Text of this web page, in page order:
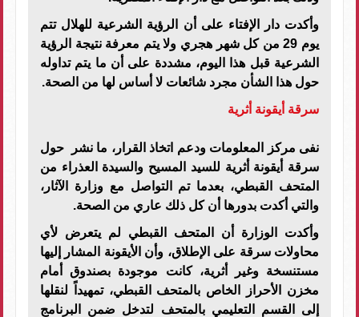
وأكدت دار الإفتاء على أن الرؤية الشرعية للهلال تتم
يوم 29 من كل شهر هجري ولا يتم معرفة نتيجة الرؤية
الشرعية قبل هذا اليوم، مشددة على أن ما يتم تداوله
حول هذا الشأن مجرد شائعات لا أساس لها من الصحة.
سرقة أيقونة أثرية
نفى مركز المعلومات ودعم اتخاذ القرار، ما نشر حول
سرقة أيقونة أثرية للسيد المسيح والسيدة العذراء من
المتحف القبطي، بعدما تم التواصل مع وزارة الآثار،
والتي أكدت بدورها أن كل ذلك عاري من الصحة.
وأكدت الوزارة أن المتحف القبطي لم يتعرض لأي
محاولات سرقة على الإطلاق، وأن الأيقونة المشار إليها
مستنسخة وغير أثرية، كانت موجودة بصندوق أمام
مخزن الأحراز الخاص بالمتحف القبطي، تمهيداً لنقلها
إلى القسم التعليمي بالمتحف لتدخل ضمن البرنامج